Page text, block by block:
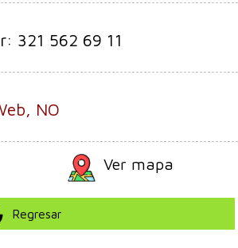
321 562 69 11
NO
Ver mapa
Regresar